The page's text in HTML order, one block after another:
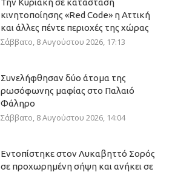
Την Κυριακή σε κατάσταση
κινητοποίησης «Red Code» η Αττική
και άλλες πέντε περιοχές της χώρας
Σάββατο, 8 Αυγούστου 2026, 17:13
Συνελήφθησαν δύο άτομα της
ρωσόφωνης μαφίας στο Παλαιό
Φάληρο
Σάββατο, 8 Αυγούστου 2026, 14:04
Εντοπίστηκε στον Λυκαβηττό Σορός
σε προχωρημένη σήψη και ανήκει σε